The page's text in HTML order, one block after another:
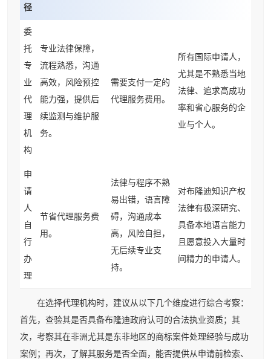
径
委
托
专
业
代
理
机
构
专业法律保障，
流程熟悉，沟通
高效，风险预控
能力强，提供后
续监测与维护服
务。
需要支付一定的
代理服务费用。
所有国际申请人，
尤其是不熟悉当地
法律、追求高成功
率和省心服务的企
业与个人。
申
请
人
自
行
办
理
节省代理服务费
用。
法律与程序不熟
易出错，语言障
碍，沟通成本
高，风险自担，
无后续专业支
持。
对布隆迪知识产权
法律有极深研究、
具备本地语言能力
且愿意投入大量时
间精力的申请人。
在选择代理机构时，建议从以下几个维度进行综合考察：
首先，查验其是否具备布隆迪政府认可的合法执业资质；其
次，考察其在非洲尤其是东非地区的商标案件处理经验与成功
案例；再次，了解其服务是否全面，能否提供从申请前检索、